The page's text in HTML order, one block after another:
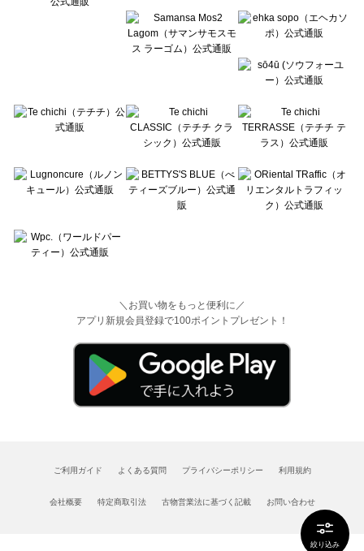
絞り込み
＼お買い物をもっと便利に／
アプリ新規会員登録で100ポイントプレゼント！
ご利用ガイド よくある質問 プライバシーポリシー 利用規約
会社概要 特定商取引法 古物営業法に基づく記載 お問い合わせ